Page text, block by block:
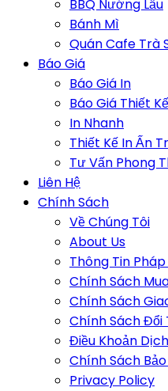
BBQ Nướng Lẩu
Bánh Mì
Quán Cafe Trà
Báo Giá
Báo Giá In
Báo Giá Thiết Kế
In Nhanh
Thiết Kế In Ấn
Tư Vấn Phong
Liên Hệ
Chính Sách
Về Chúng Tôi
About Us
Thông Tin Pháp
Chính Sách
Chính Sách
Chính Sách Đổi
Điều Khoản
Chính Sách
Privacy Policy